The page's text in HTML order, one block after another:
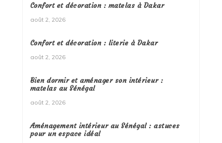
Confort et décoration : matelas à Dakar
août 2, 2026
Confort et décoration : literie à Dakar
août 2, 2026
Bien dormir et aménager son intérieur :
matelas au Sénégal
août 2, 2026
Aménagement intérieur au Sénégal : astuces
pour un espace idéal